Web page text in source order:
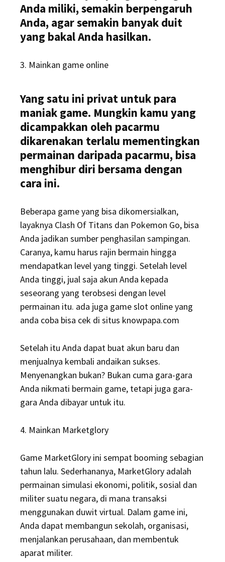
Anda miliki, semakin berpengaruh
Anda, agar semakin banyak duit
yang bakal Anda hasilkan.
3. Mainkan game online
Yang satu ini privat untuk para
maniak game. Mungkin kamu yang
dicampakkan oleh pacarmu
dikarenakan terlalu mementingkan
permainan daripada pacarmu, bisa
menghibur diri bersama dengan
cara ini.
Beberapa game yang bisa dikomersialkan,
layaknya Clash Of Titans dan Pokemon Go, bisa
Anda jadikan sumber penghasilan sampingan.
Caranya, kamu harus rajin bermain hingga
mendapatkan level yang tinggi. Setelah level
Anda tinggi, jual saja akun Anda kepada
seseorang yang terobsesi dengan level
permainan itu. ada juga game slot online yang
anda coba bisa cek di situs knowpapa.com
Setelah itu Anda dapat buat akun baru dan
menjualnya kembali andaikan sukses.
Menyenangkan bukan? Bukan cuma gara-gara
Anda nikmati bermain game, tetapi juga gara-
gara Anda dibayar untuk itu.
4. Mainkan Marketglory
Game MarketGlory ini sempat booming sebagian
tahun lalu. Sederhananya, MarketGlory adalah
permainan simulasi ekonomi, politik, sosial dan
militer suatu negara, di mana transaksi
menggunakan duwit virtual. Dalam game ini,
Anda dapat membangun sekolah, organisasi,
menjalankan perusahaan, dan membentuk
aparat militer.